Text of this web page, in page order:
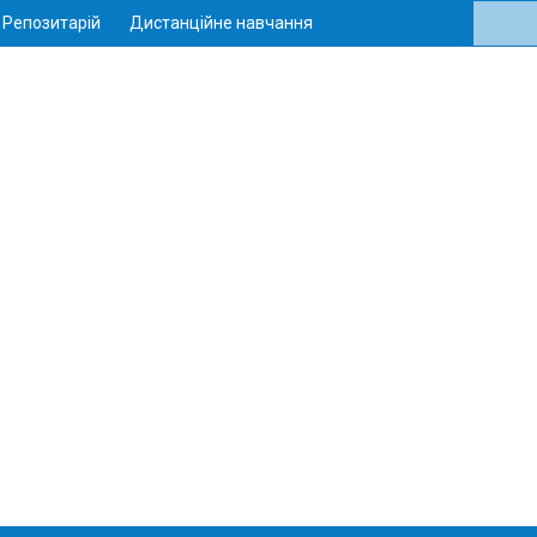
Репозитарій Дистанційне навчання